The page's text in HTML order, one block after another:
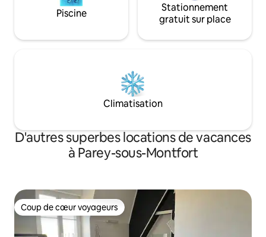
Piscine
Stationnement
gratuit sur place
Climatisation
D'autres superbes locations de vacances
à Parey-sous-Montfort
Coup de cœur voyageurs
Coup de cœur voyageurs